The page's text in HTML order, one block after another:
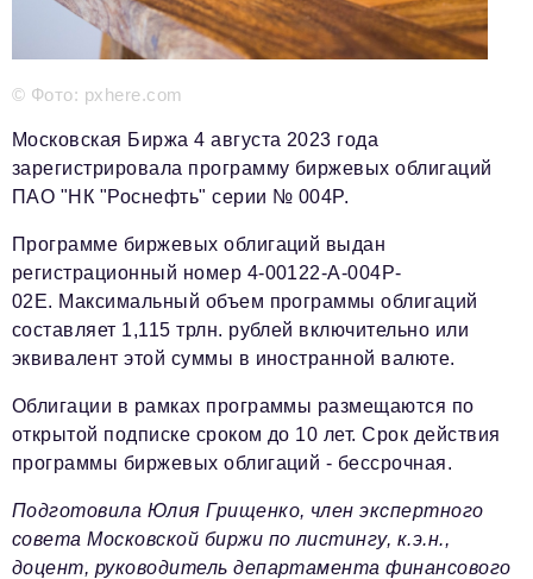
Электронные почты редакции:
info@business-magazine.online
Отдел рекламы
reklama@business-magazine.online
Отдел распространения/редакционная подписка
Отдел по работе с партнерами
partner@business-magazine.online
© Фото: pxhere.com
Московская Биржа 4 августа 2023 года
зарегистрировала программу биржевых облигаций
ПАО "НК "Роснефть" серии № 004P.
Программе биржевых облигаций выдан
регистрационный номер 4-00122-A-004P-
02E. Максимальный объем программы облигаций
составляет 1,115 трлн. рублей включительно или
эквивалент этой суммы в иностранной валюте.
Облигации в рамках программы размещаются по
открытой подписке сроком до 10 лет. Срок действия
программы биржевых облигаций - бессрочная.
Подготовила Юлия Грищенко, член экспертного
совета Московской биржи по листингу, к.э.н.,
доцент, руководитель департамента финансового